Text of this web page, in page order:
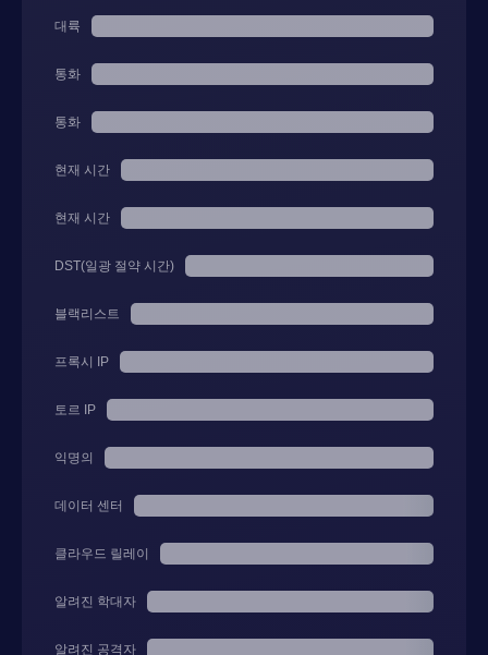
대륙
통화
통화
현재 시간
현재 시간
DST(일광 절약 시간)
블랙리스트
프록시 IP
토르 IP
익명의
데이터 센터
클라우드 릴레이
알려진 학대자
알려진 공격자